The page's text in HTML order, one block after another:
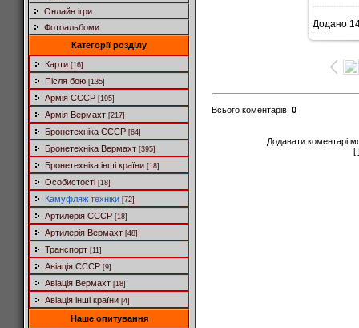
Онлайн ігри
Фотоальбоми
Категорії розділу
Карти [16]
Після бою [135]
Армія СССР [195]
Армія Вермахт [217]
Бронетехніка СССР [64]
Бронетехніка Вермахт [395]
Бронетехніка інші країни [18]
Особистості [18]
Камуфляж техніки [72]
Артилерія СССР [18]
Артилерія Вермахт [48]
Транспорт [11]
Авіація СССР [9]
Авіація Вермахт [18]
Авіація інші країни [4]
Наше опитування
Додано
Всього коментарів: 0
Додавати коментарі
[